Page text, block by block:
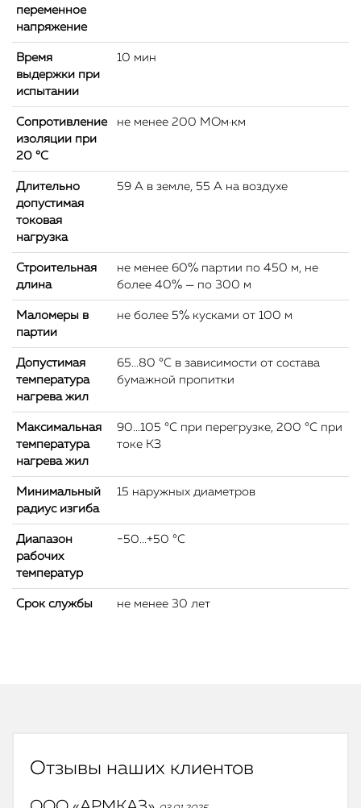
переменное
напряжение
Время
выдержки при
испытании
10 мин
Сопротивление
изоляции при
20 °С
не менее 200 МОм·км
Длительно
допустимая
токовая
нагрузка
59 А в земле, 55 А на воздухе
Строительная
длина
не менее 60% партии по 450 м, не
более 40% — по 300 м
Маломеры в
партии
не более 5% кусками от 100 м
Допустимая
температура
нагрева жил
65...80 °C в зависимости от состава
бумажной пропитки
Максимальная
температура
нагрева жил
90...105 °C при перегрузке, 200 °C при
токе КЗ
Минимальный
радиус изгиба
15 наружных диаметров
Диапазон
рабочих
температур
−50...+50 °C
Срок службы не менее 30 лет
Отзывы наших клиентов